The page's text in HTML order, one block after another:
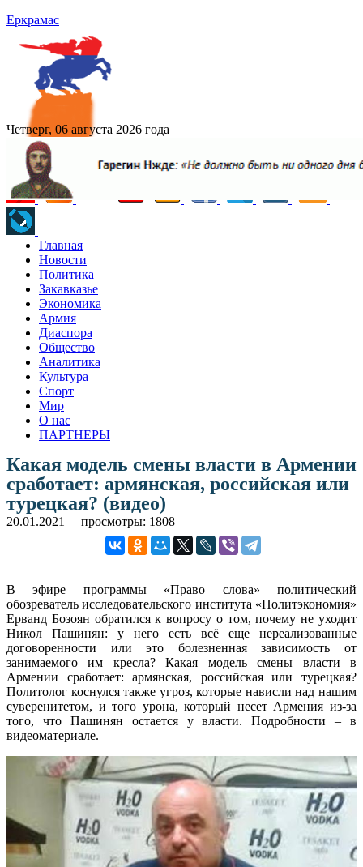
Еркрамас
Четверг, 06 августа 2026 года
Главная
Новости
Политика
Закавказье
Экономика
Армия
Диаспора
Общество
Аналитика
Культура
Спорт
Мир
О нас
ПАРТНЕРЫ
Какая модель смены власти в Армении
сработает: армянская, российская или
турецкая? (видео)
20.01.2021 просмотры: 1808
В эфире программы «Право слова» политический
обозреватель исследовательского института «Политэкономия»
Ерванд Бозоян обратился к вопросу о том, почему не уходит
Никол Пашинян: у него есть всё еще нереализованные
договоренности или это болезненная зависимость от
занимаемого им кресла? Какая модель смены власти в
Армении сработает: армянская, российская или турецкая?
Политолог коснулся также угроз, которые нависли над нашим
суверенитетом, и того урона, который несет Армения из-за
того, что Пашинян остается у власти. Подробности – в
видеоматериале.